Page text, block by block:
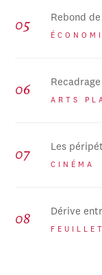
Rebond
Recadrage
ARTS
Les
CINÉMA
Dérive